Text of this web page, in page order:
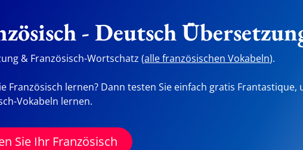
- Deutsch
& Französisch-Wortschatz (alle französischen Vokabeln).
Französisch lernen? Dann testen Sie einfach gratis
Vokabeln lernen.
Sie Ihr Französisch